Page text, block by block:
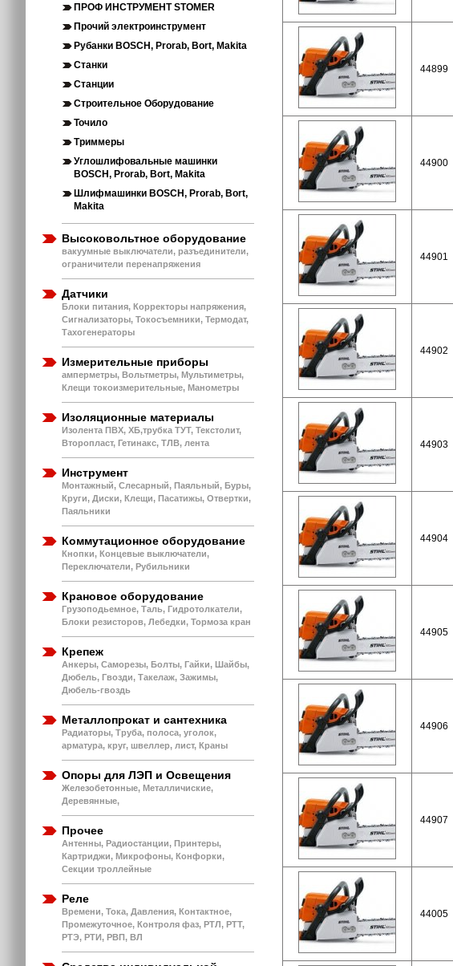
ПРОФ ИНСТРУМЕНТ STOMER
Прочий электроинструмент
Рубанки BOSCH, Prorab, Bort, Makita
Станки
Станции
Строительное Оборудование
Точило
Триммеры
Углошлифовальные машинки
BOSCH, Prorab, Bort, Makita
Шлифмашинки BOSCH, Prorab, Bort,
Makita
Высоковольтное оборудование
вакуумные выключатели, разъединители,
ограничители перенапряжения
Датчики
Блоки питания, Корректоры напряжения,
Сигнализаторы, Токосъемники, Термодат,
Тахогенераторы
Измерительные приборы
амперметры, Вольтметры, Мультиметры,
Клещи токоизмерительные, Манометры
Изоляционные материалы
Изолента ПВХ, ХБ,трубка ТУТ, Текстолит,
Второпласт, Гетинакс, ТЛВ, лента
Инструмент
Монтажный, Слесарный, Паяльный, Буры,
Круги, Диски, Клещи, Пасатижы, Отвертки,
Паяльники
Коммутационное оборудование
Кнопки, Концевые выключатели,
Переключатели, Рубильники
Крановое оборудование
Грузоподьемное, Таль, Гидротолкатели,
Блоки резисторов, Лебедки, Тормоза кран
Крепеж
Анкеры, Саморезы, Болты, Гайки, Шайбы,
Дюбель, Гвозди, Такелаж, Зажимы,
Дюбель-гвоздь
Металлопрокат и сантехника
Радиаторы, Труба, полоса, уголок,
арматура, круг, швеллер, лист, Краны
Опоры для ЛЭП и Освещения
Железобетонные, Металличиские,
Деревянные,
Прочее
Антенны, Радиостанции, Принтеры,
Картриджи, Микрофоны, Конфорки,
Секции троллейные
Реле
Времени, Тока, Давления, Контактное,
Промежуточное, Контроля фаз, РТЛ, РТТ,
РТЭ, РТИ, РВП, ВЛ
44899
44900
44901
44902
44903
44904
44905
44906
44907
44005